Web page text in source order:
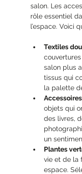
salon. Les
rôle essentiel
l’espace. Voici
Textiles
salon plus
tissus qui
la palette
objets qui
des livres,
un
Plantes
vie et de la
espace.